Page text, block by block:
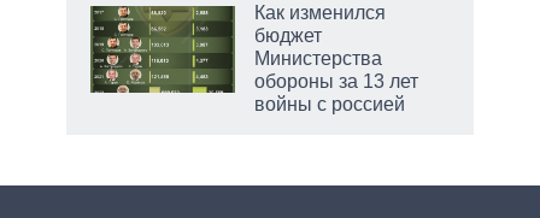
Как изменился
бюджет
Министерства
обороны за 13 лет
войны с россией